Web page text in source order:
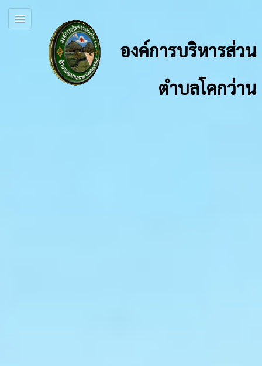
องค์การบริหารส่วน
ตำบลโคกว่าน